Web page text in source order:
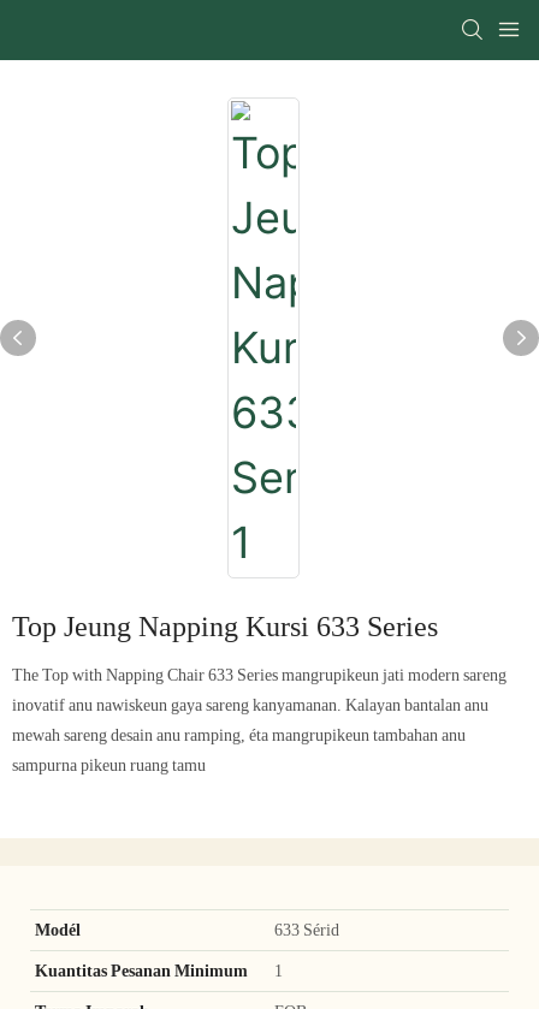
Top Jeung Napping Kursi 633 Series
The Top with Napping Chair 633 Series mangrupikeun jati modern sareng
inovatif anu nawiskeun gaya sareng kanyamanan. Kalayan bantalan anu
mewah sareng desain anu ramping, éta mangrupikeun tambahan anu
sampurna pikeun ruang tamu
Modél 633 Sérid
Kuantitas Pesanan Minimum 1